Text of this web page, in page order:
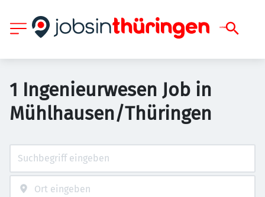
1 Ingenieurwesen Job in
Mühlhausen/Thüringen